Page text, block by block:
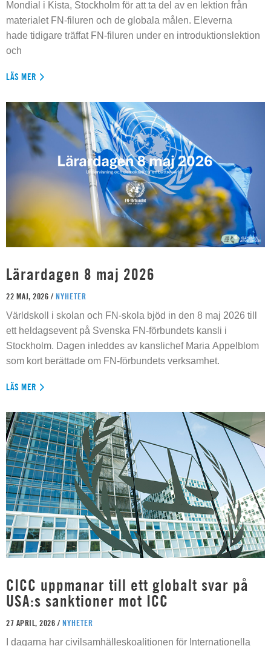
Mondial i Kista, Stockholm för att ta del av en lektion från
materialet FN-filuren och de globala målen. Eleverna
hade tidigare träffat FN-filuren under en introduktionslektion
och
LÄS MER
Lärardagen 8 maj 2026
22 MAJ, 2026 / NYHETER
Världskoll i skolan och FN-skola bjöd in den 8 maj 2026 till
ett heldagsevent på Svenska FN-förbundets kansli i
Stockholm. Dagen inleddes av kanslichef Maria Appelblom
som kort berättade om FN-förbundets verksamhet.
LÄS MER
CICC uppmanar till ett globalt svar på
USA:s sanktioner mot ICC
27 APRIL, 2026 / NYHETER
I dagarna har civilsamhälleskoalitionen för Internationella